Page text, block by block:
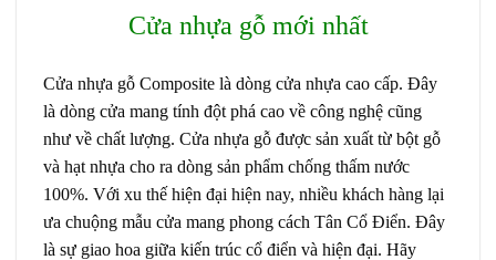
Cửa nhựa gỗ mới nhất
Cửa nhựa gỗ Composite là dòng cửa nhựa cao cấp. Đây
là dòng cửa mang tính đột phá cao về công nghệ cũng
như về chất lượng. Cửa nhựa gỗ được sản xuất từ bột gỗ
và hạt nhựa cho ra dòng sản phẩm chống thấm nước
100%. Với xu thế hiện đại hiện nay, nhiều khách hàng lại
ưa chuộng mẫu cửa mang phong cách Tân Cổ Điển. Đây
là sự giao hoa giữa kiến trúc cổ điển và hiện đại. Hãy